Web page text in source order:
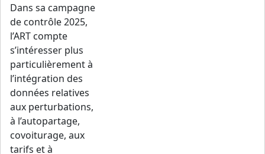
Dans sa campagne
de contrôle 2025,
l’ART compte
s’intéresser plus
particulièrement à
l’intégration des
données relatives
aux perturbations,
à l’autopartage,
covoiturage, aux
tarifs et à